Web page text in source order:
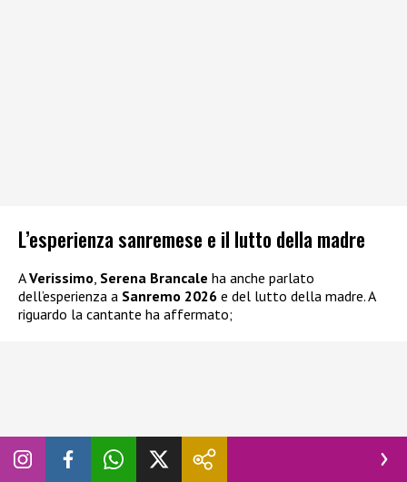
L’esperienza sanremese e il lutto della madre
AVerissimo Serena Brancale ha anche parlato
dell’esperienza a Sanremo 2026 e del lutto della madre. A
riguardo la cantante ha affermato;